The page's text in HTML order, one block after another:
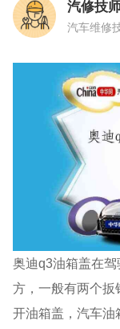
汽修技
汽车维修
奥迪q3油箱盖在
方，一般有两个
开油箱盖，汽车油